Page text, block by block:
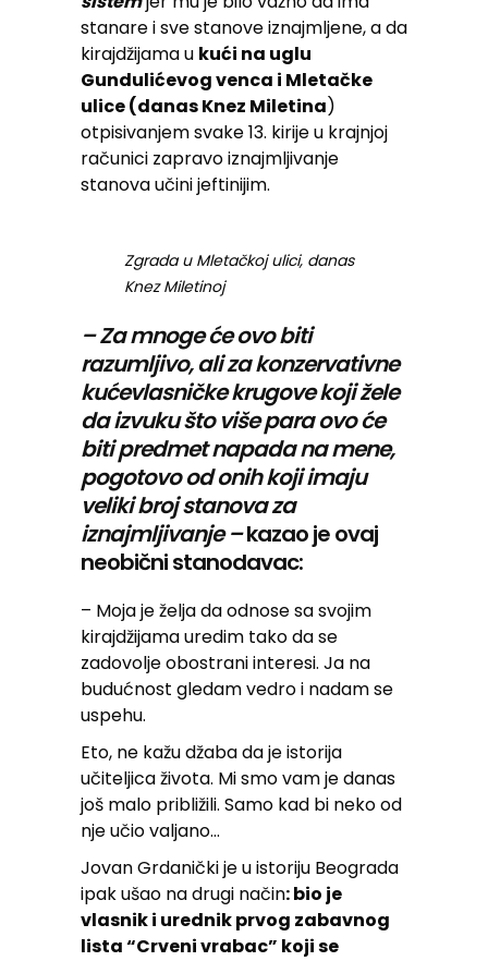
stanare i sve stanove iznajmljene, a da
kirajdžijama u kući na uglu
Gundulićevog venca i Mletačke
ulice (danas Knez Miletina)
otpisivanjem svake 13. kirije u krajnjoj
računici zapravo iznajmljivanje
stanova učini jeftinijim.
Zgrada u Mletačkoj ulici, danas
Knez Miletinoj
– Za mnoge će ovo biti
razumljivo, ali za konzervativne
kućevlasničke krugove koji žele
da izvuku što više para ovo će
biti predmet napada na mene,
pogotovo od onih koji imaju
veliki broj stanova za
iznajmljivanje –kazao je ovaj
neobični stanodavac:
– Moja je želja da odnose sa svojim
kirajdžijama uredim tako da se
zadovolje obostrani interesi. Ja na
budućnost gledam vedro i nadam se
uspehu.
Eto, ne kažu džaba da je istorija
učiteljica života. Mi smo vam je danas
još malo približili. Samo kad bi neko od
nje učio valjano…
Jovan Grdanički je u istoriju Beograda
ipak ušao na drugi način: bio je
vlasnik i urednik prvog zabavnog
lista “Crveni vrabac” koji se